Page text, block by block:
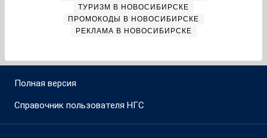
ТУРИЗМ В НОВОСИБИРСКЕ
ПРОМОКОДЫ В НОВОСИБИРСКЕ
РЕКЛАМА В НОВОСИБИРСКЕ
Полная версия
Справочник пользователя НГС